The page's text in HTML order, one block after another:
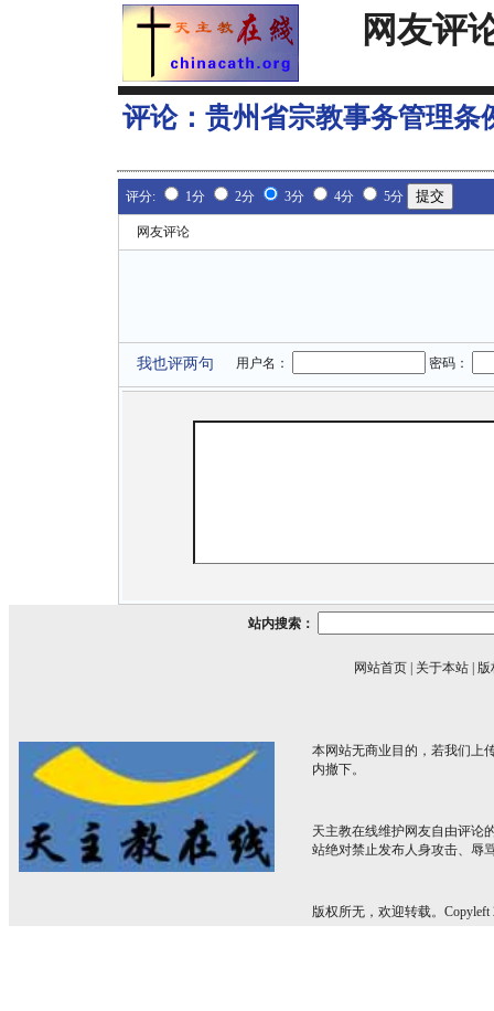
网友评
评论： 贵州省宗教事务管理条
评分: 1分 2分 3分 4分 5分
网友评论
我也评两句 用户名： 密码：
站内搜索：
网站首页 关于本站 版
本网站无商业目的，若我们上
内撤下。
天主教在线维护网友自由评论
站绝对禁止发布人身攻击、辱
版权所无，欢迎转载。